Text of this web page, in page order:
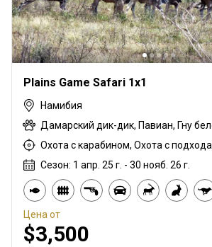
Plains Game Safari 1x1
Намибия
Охота с карабином, Охота с подхода
Сезон: 1 апр. 25 г. - 30 нояб. 26 г.
Цена от
$3,500